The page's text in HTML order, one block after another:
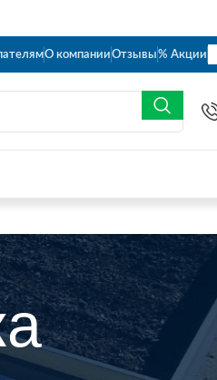
О компанииОтзывы% Акции